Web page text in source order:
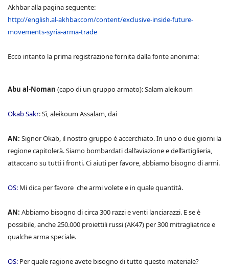
Akhbar alla pagina seguente:
http://english.al-akhbar.com/content/exclusive-inside-future-
movements-syria-arma-trade
Ecco intanto la prima registrazione fornita dalla fonte anonima:
Abu al-Noman (capo di un gruppo armato): Salam aleikoum
Okab Sakr: Sì, aleikoum Assalam, dai
AN: Signor Okab, il nostro gruppo è accerchiato. In uno o due giorni la
regione capitolerà. Siamo bombardati dall’aviazione e dell’artiglieria,
attaccano su tutti i fronti. Ci aiuti per favore, abbiamo bisogno di armi.
OS: Mi dica per favore che armi volete e in quale quantità.
AN: Abbiamo bisogno di circa 300 razzi e venti lanciarazzi. E se è
possibile, anche 250.000 proiettili russi (AK47) per 300 mitragliatrice e
qualche arma speciale.
OS: Per quale ragione avete bisogno di tutto questo materiale?